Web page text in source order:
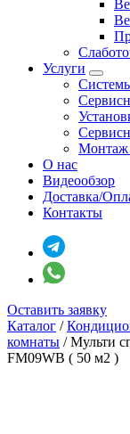
Услуги
Монтаж
О нас
Видеообзор
Доставка/
Контакты
Оставить заявку
Каталог /
комнаты /Мульти
FM09WB ( 50 м2 )